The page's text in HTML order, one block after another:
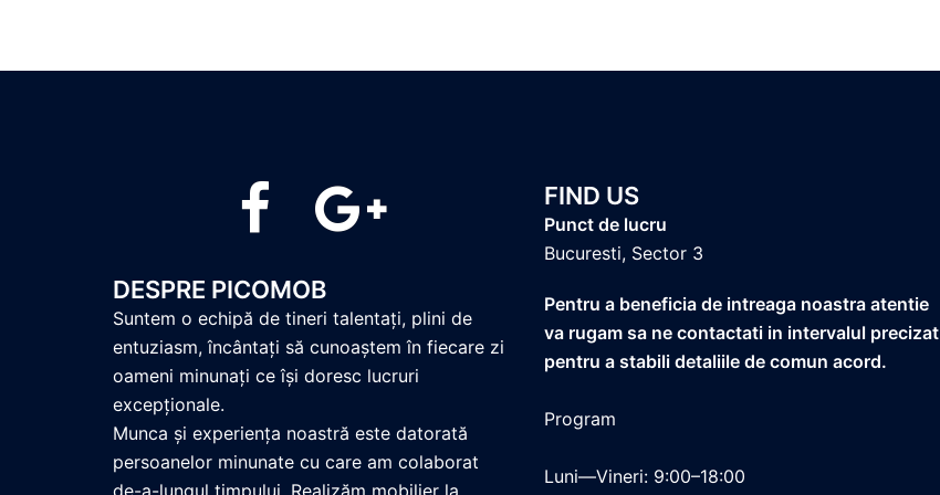
PicoMob
DESPRE PICOMOB
Suntem o echipă de tineri talentați, plini de
entuziasm, încântați să cunoaștem în fiecare zi
oameni minunați ce își doresc lucruri
excepționale.
Munca și experiența noastră este datorată
persoanelor minunate cu care am colaborat
de-a-lungul timpului. Realizăm mobilier la
FIND US
Punct de lucru
Bucuresti, Sector 3
Pentru a beneficia de intreaga noastra atentie
va rugam sa ne contactati in intervalul precizat
pentru a stabili detaliile de comun acord.
Program
Luni—Vineri: 9:00–18:00